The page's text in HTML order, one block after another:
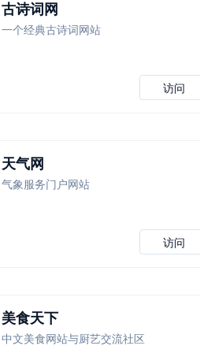
古诗词网
一个经典古诗词网站
访问
天气网
气象服务门户网站
访问
美食天下
中文美食网站与厨艺交流社区